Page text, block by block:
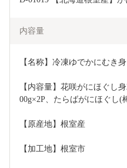
内容量
【名称】冷凍ゆでかにむき身
【内容量】花咲がにほぐし
00g×2P、たらばがにほぐし(
【原産地】根室産
【加工地】根室市